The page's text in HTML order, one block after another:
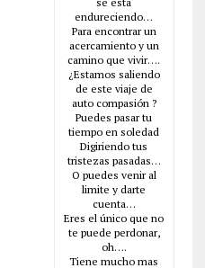
endureciendo…
Para encontrar un
acercamiento y un
camino que vivir….
¿Estamos saliendo
de este viaje de
auto compasión ?
Puedes pasar tu
tiempo en soledad
Digiriendo tus
tristezas pasadas…
O puedes venir al
limite y darte
cuenta…
Eres el único que no
te puede perdonar,
oh….
Tiene mucho mas